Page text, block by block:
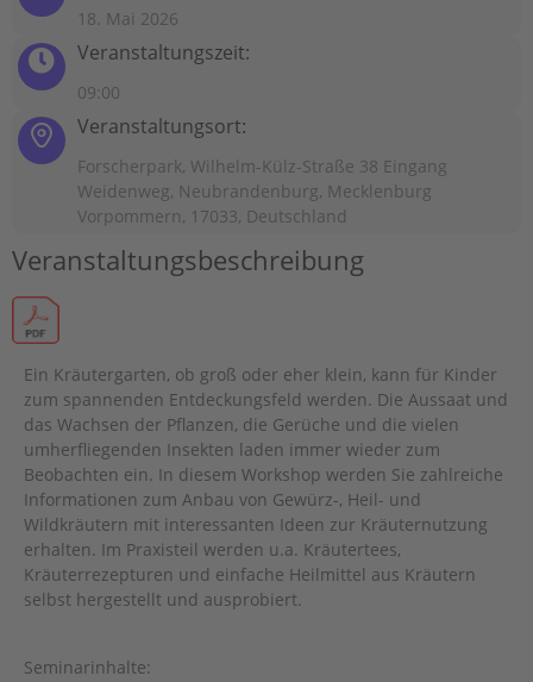
18. Mai 2026
Veranstaltungszeit:
09:00
Veranstaltungsort:
Forscherpark, Wilhelm-Külz-Straße 38 Eingang
Weidenweg, Neubrandenburg, Mecklenburg
Vorpommern, 17033, Deutschland
Veranstaltungsbeschreibung
Ein Kräutergarten, ob groß oder eher klein, kann für Kinder
zum spannenden Entdeckungsfeld werden. Die Aussaat und
das Wachsen der Pflanzen, die Gerüche und die vielen
umherfliegenden Insekten laden immer wieder zum
Beobachten ein. In diesem Workshop werden Sie zahlreiche
Informationen zum Anbau von Gewürz-, Heil- und
Wildkräutern mit interessanten Ideen zur Kräuternutzung
erhalten. Im Praxisteil werden u.a. Kräutertees,
Kräuterrezepturen und einfache Heilmittel aus Kräutern
selbst hergestellt und ausprobiert.
Seminarinhalte: